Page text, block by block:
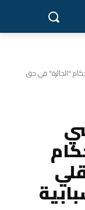
"الجائرة" في حق